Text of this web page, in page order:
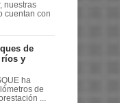
nuestras
cuentan con
de
ríos y
ha
de
...